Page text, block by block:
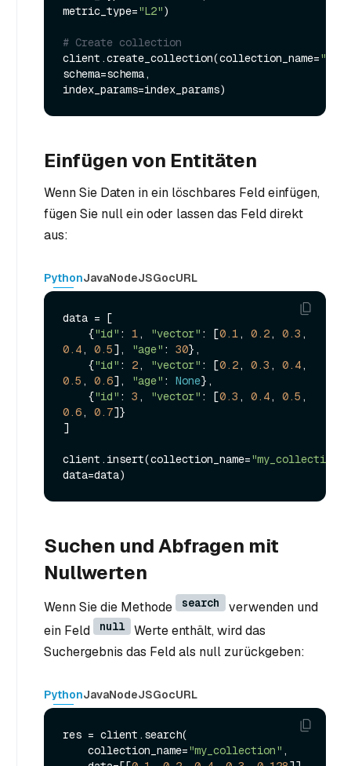
metric_type="L2")
# Create collection
client.create_collection(collection_name=
schema=schema,
Einfügen von Entitäten
Wenn Sie Daten in ein löschbares Feld einfügen,
fügen Sie null ein oder lassen das Feld direkt
aus:
PythonJavaNodeJSGocURL
data = [
    {
"id" : 1, "vector" : [0.1, 0.2, 0.3
0.4, 0.5], "age" : 30},
    {
"id" : 2, "vector" : [0.2, 0.3 , 0.4
0.5 , 0.6], "age" : None},
    {
"id" : 3 , "vector" : [0.3 , 0.4, 0.5
0.6, 0.7]}
]
client.insert(collection_name="my_collection"
Suchen und Abfragen mit
Nullwerten
Wenn Sie die Methode search
verwenden und
ein Feld
null
Werte enthält, wird das
Suchergebnis das Feld als null zurückgeben:
PythonJavaNodeJSGocURL
res = client.search(
    collection_name=
"my_collection" ,